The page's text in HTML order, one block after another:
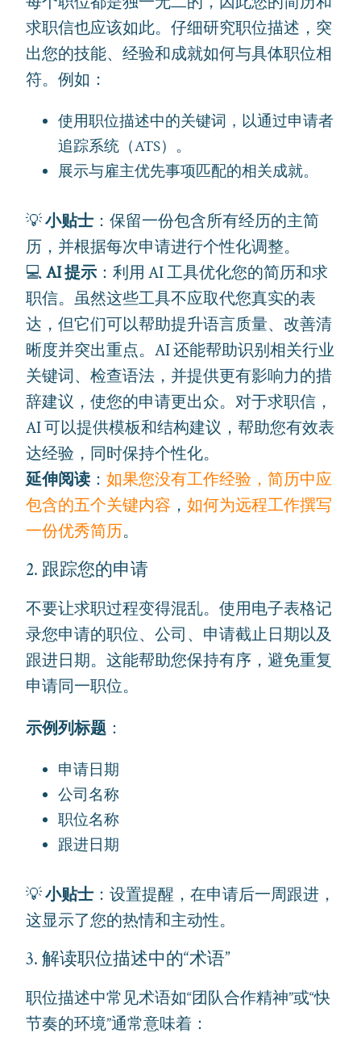
求职信也应该如此。仔细研究职位描述，突
出您的技能、经验和成就如何与具体职位相
符。例如：
使用职位描述中的关键词，以通过申请者
追踪系统（ATS）。
展示与雇主优先事项匹配的相关成就。
💡小贴士 ：保留一份包含所有经历的主简
历，并根据每次申请进行个性化调整。
💻AI 提示 ：利用 AI 工具优化您的简历和求
职信。虽然这些工具不应取代您真实的表
达，但它们可以帮助提升语言质量、改善清
晰度并突出重点。AI 还能帮助识别相关行业
关键词、检查语法，并提供更有影响力的措
辞建议，使您的申请更出众。对于求职信，
AI 可以提供模板和结构建议，帮助您有效表
达经验，同时保持个性化。
延伸阅读 ： 如果您没有工作经验，简历中应
包含的五个关键内容 ， 如何为远程工作撰写
一份优秀简历。
2. 跟踪您的申请
不要让求职过程变得混乱。使用电子表格记
录您申请的职位、公司、申请截止日期以及
跟进日期。这能帮助您保持有序，避免重复
申请同一职位。
示例列标题 ：
申请日期
公司名称
职位名称
跟进日期
💡小贴士 ：设置提醒，在申请后一周跟进，
这显示了您的热情和主动性。
3. 解读职位描述中的“术语”
职位描述中常见术语如“团队合作精神”或“快
节奏的环境”通常意味着：